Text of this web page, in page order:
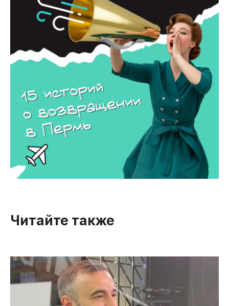
Читайте также